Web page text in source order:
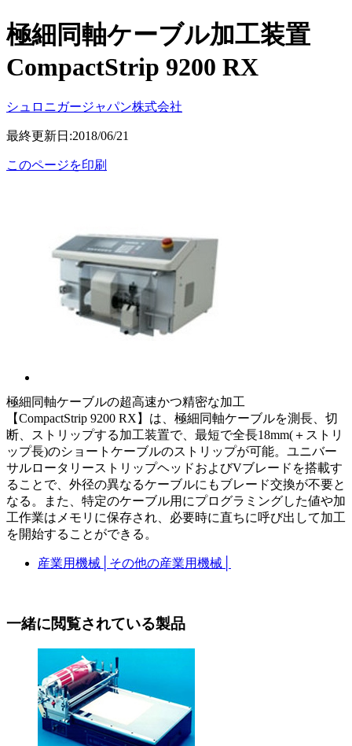
極細同軸ケーブル加工装置
CompactStrip 9200 RX
シュロニガージャパン株式会社
最終更新日:2018/06/21
このページを印刷
極細同軸ケーブルの超高速かつ精密な加工
【CompactStrip 9200 RX】は、極細同軸ケーブルを測長、切
断、ストリップする加工装置で、最短で全長18mm(＋ストリ
ップ長)のショートケーブルのストリップが可能。ユニバー
サルロータリーストリップヘッドおよびVブレードを搭載す
ることで、外径の異なるケーブルにもブレード交換が不要と
なる。また、特定のケーブル用にプログラミングした値や加
工作業はメモリに保存され、必要時に直ちに呼び出して加工
を開始することができる。
産業用機械 その他の産業用機械
一緒に閲覧されている製品